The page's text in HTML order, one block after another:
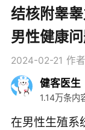
结核附睾
男性健康
2024-02-21 作
健客医生
1.14万条内
在男性生殖系